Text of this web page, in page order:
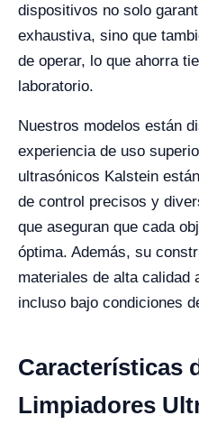
dispositivos no solo
exhaustiva, sino que
de operar, lo que ahorra
laboratorio.
Nuestros modelos están
experiencia de uso
ultrasónicos Kalstein
de control precisos y
que aseguran que cada
óptima. Además, su
materiales de alta calidad
incluso bajo condiciones
Características
Limpiadores